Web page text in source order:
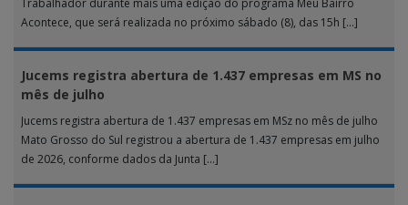
Acontece, que será realizada no próximo sábado (8), das 15h […]
Jucems registra abertura de 1.437 empresas em MS no
mês de julho
Jucems registra abertura de 1.437 empresas em MSz no mês de julho
Mato Grosso do Sul registrou a abertura de 1.437 empresas em julho
de 2026, conforme dados da Junta […]